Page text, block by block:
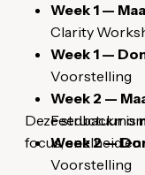
Week 1 —
Clarity
Week 1 —
Voorstelling
Week 2 —
Week 2 —
Voorstelling
Deze structuur is
focus, snelheid